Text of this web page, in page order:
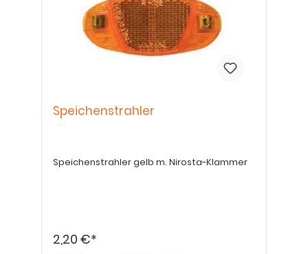
Speichenstrahler
Speichenstrahler gelb m. Nirosta-Klammer
2,20 €*